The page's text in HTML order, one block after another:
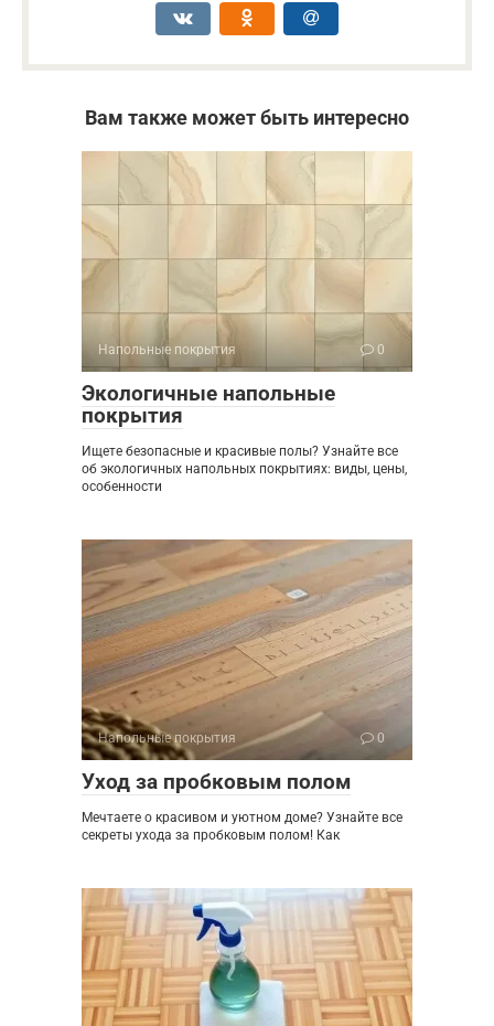
Вам также может быть интересно
Напольные покрытия 0
Экологичные напольные
покрытия
Ищете безопасные и красивые полы? Узнайте все
об экологичных напольных покрытиях: виды, цены,
особенности
Напольные покрытия 0
Уход за пробковым полом
Мечтаете о красивом и уютном доме? Узнайте все
секреты ухода за пробковым полом! Как